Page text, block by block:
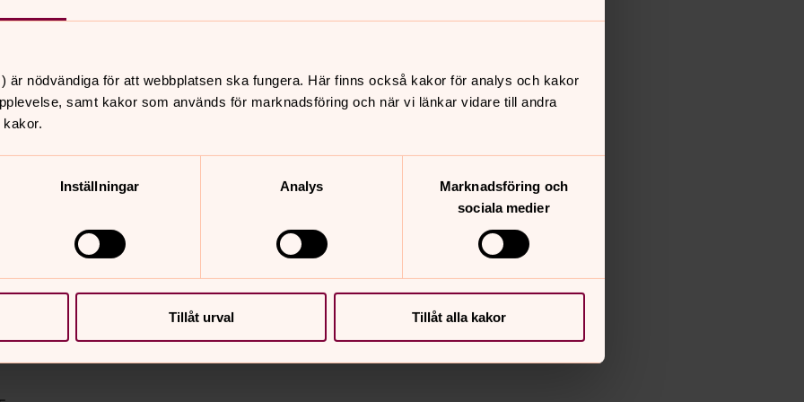
är nödvändiga för att webbplatsen ska fungera. Här finns också kakor för analys och kakor
samt kakor som används för marknadsföring och när vi länkar vidare till andra
Inställningar Analys
Marknadsföring och
sociala medier
Tillåt urval Tillåt alla kakor
Folk och Kultur, i Eskilstuna,
eller mindre bekanta ansikten
mer känd som Julevangeliet.